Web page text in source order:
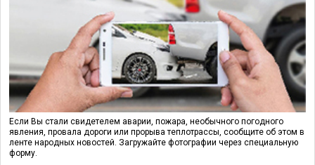
Если Вы стали свидетелем аварии, пожара, необычного погодного
явления, провала дороги или прорыва теплотрассы, сообщите об этом в
ленте народных новостей. Загружайте фотографии через специальную
форму.